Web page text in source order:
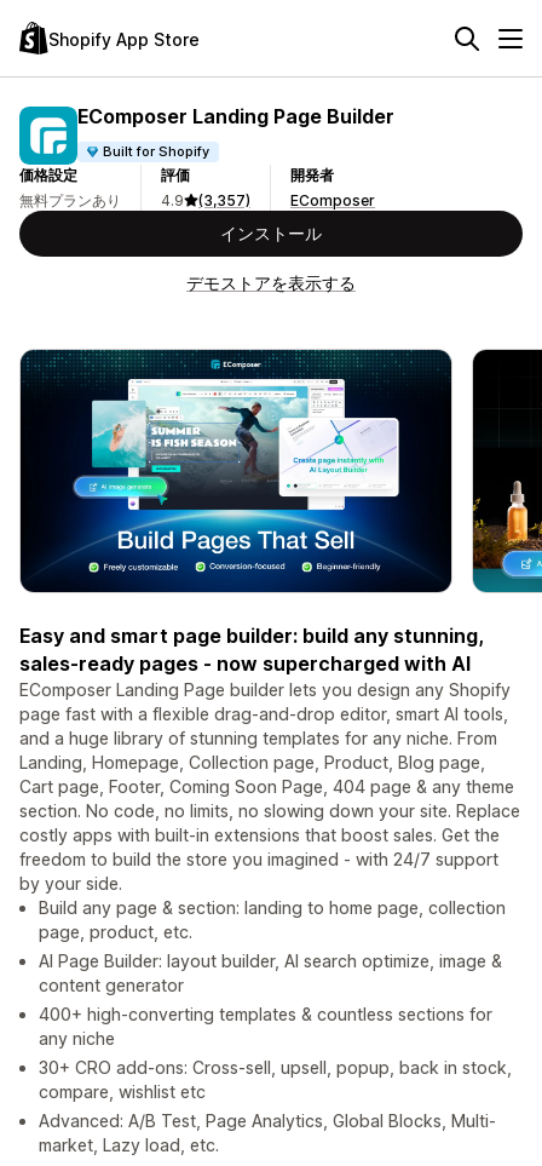
Shopify App Store
EComposer Landing Page Builder
Built for Shopify
価格設定
無料プランあり
評価
4.9
(3,357)
開発者
EComposer
インストール
デモストアを表示する
Easy and smart page builder: build any stunning,
sales-ready pages - now supercharged with AI
EComposer Landing Page builder lets you design any Shopify
page fast with a flexible drag-and-drop editor, smart AI tools,
and a huge library of stunning templates for any niche. From
Landing, Homepage, Collection page, Product, Blog page,
Cart page, Footer, Coming Soon Page, 404 page & any theme
section. No code, no limits, no slowing down your site. Replace
costly apps with built-in extensions that boost sales. Get the
freedom to build the store you imagined - with 24/7 support
by your side.
Build any page & section: landing to home page, collection
page, product, etc.
AI Page Builder: layout builder, AI search optimize, image &
content generator
400+ high-converting templates & countless sections for
any niche
30+ CRO add-ons: Cross-sell, upsell, popup, back in stock,
compare, wishlist etc
Advanced: A/B Test, Page Analytics, Global Blocks, Multi-
market, Lazy load, etc.